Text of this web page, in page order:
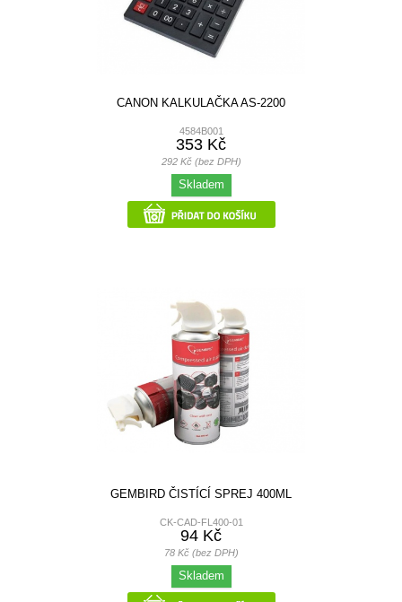
CANON KALKULAČKA AS-2200
4584B001
353 Kč
292 Kč (bez DPH)
Skladem
GEMBIRD ČISTÍCÍ SPREJ 400ML
CK-CAD-FL400-01
94 Kč
78 Kč (bez DPH)
Skladem